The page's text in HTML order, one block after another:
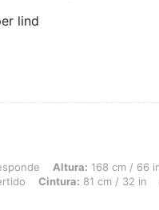
lind
Altura: 168 cm / 66 in, Peso:
Altura: 168 cm / 66
Cintura: 81 cm / 32 in